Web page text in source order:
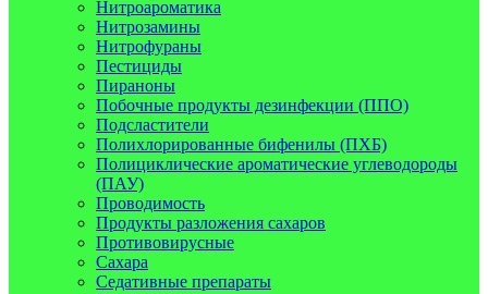
Нитроароматика
Нитрозамины
Нитрофураны
Пестициды
Пираноны
Побочные продукты дезинфекции (ППО)
Подсластители
Полихлорированные бифенилы (ПХБ)
Полициклические ароматические углеводороды
(ПАУ)
Проводимость
Продукты разложения сахаров
Противовирусные
Сахара
Седативные препараты